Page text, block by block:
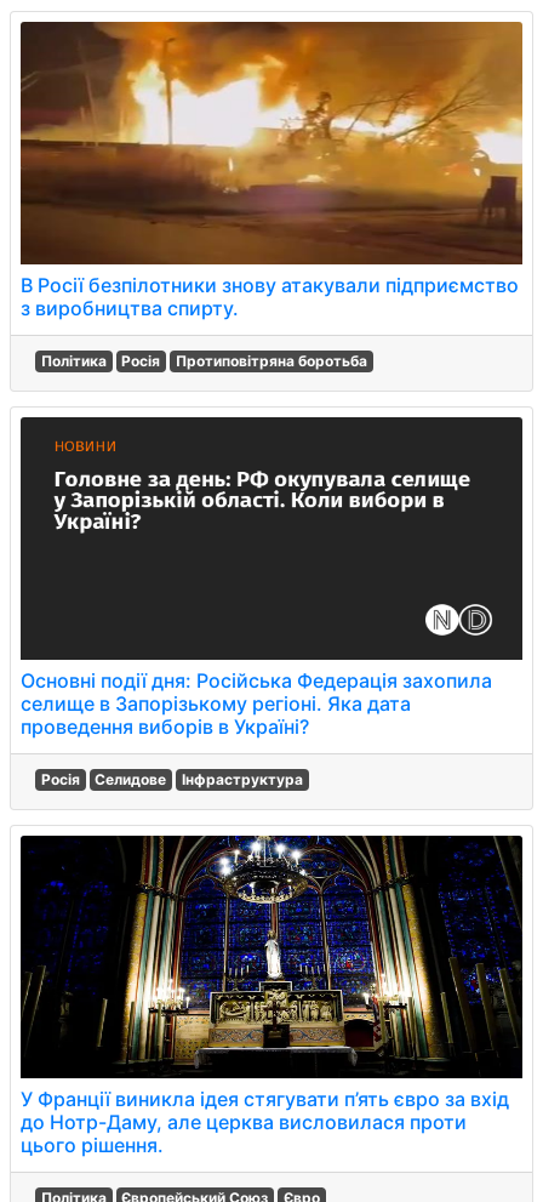
В Росії безпілотники знову атакували підприємство
з виробництва спирту.
Політика Росія Протиповітряна боротьба
Основні події дня: Російська Федерація захопила
селище в Запорізькому регіоні. Яка дата
проведення виборів в Україні?
Росія Селидове Інфраструктура
У Франції виникла ідея стягувати п’ять євро за вхід
до Нотр-Даму, але церква висловилася проти
цього рішення.
Політика Європейський Союз Євро